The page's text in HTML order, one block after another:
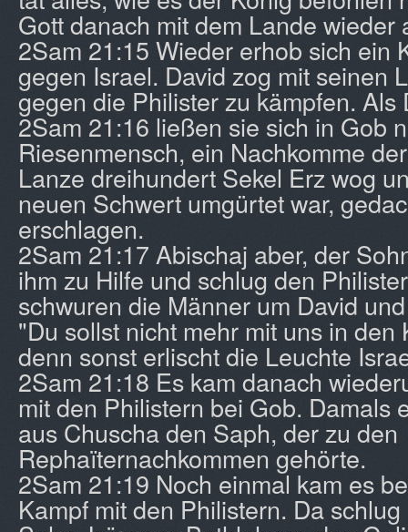
Gott danach mit dem Lande wieder
2Sam 21:15 Wieder erhob sich ein
gegen Israel. David zog mit seinen
gegen die Philister zu kämpfen. Als
2Sam 21:16 ließen sie sich in Gob
Riesenmensch, ein Nachkomme
Lanze dreihundert Sekel Erz wog
neuen Schwert umgürtet war,
erschlagen.
2Sam 21:17 Abischaj aber, der
ihm zu Hilfe und schlug den
schwuren die Männer um David
"Du sollst nicht mehr mit uns in den
denn sonst erlischt die Leuchte
2Sam 21:18 Es kam danach
mit den Philistern bei Gob. Damals
aus Chuscha den Saph, der zu den
Rephaïternachkommen gehörte.
2Sam 21:19 Noch einmal kam es
Kampf mit den Philistern. Da